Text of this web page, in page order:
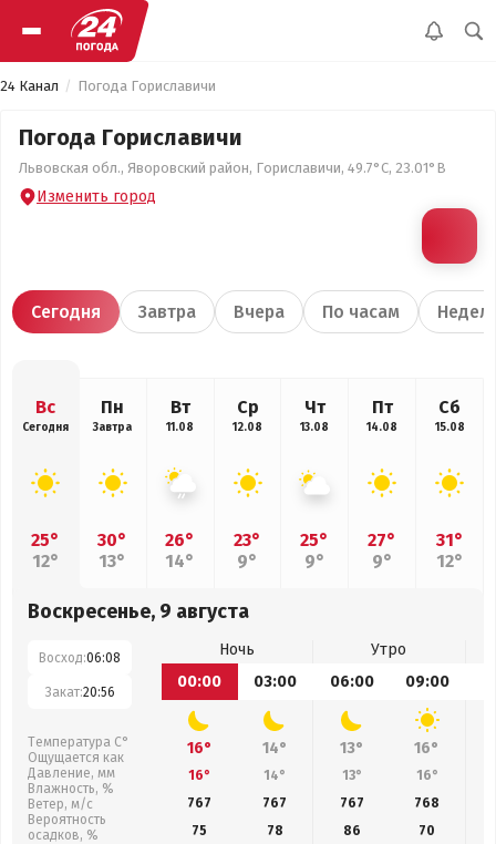
24 Канал Погода Гориславичи
Погода Гориславичи
Львовская обл., Яворовский район, Гориславичи, 49.7°С, 23.01°В
Изменить город
Сегодня Завтра Вчера По часам
Вс
Сегодня
25°
12°
Пн
Завтра
30°
13°
Вт
11.08
26°
14°
Ср
12.08
23°
9°
Чт
13.08
25°
9°
Пт
14.08
27°
9°
Сб
15.08
31°
12°
Воскресенье, 9 августа
Восход:06:08
Закат:20:56
Температура С°
Ощущается как
Давление, мм
Влажность, %
Ветер, м/с
Вероятность
осадков, %
Ночь
Утро
00:00
03:00 06:00 09:00
16° 14° 13° 16°
16° 14° 13° 16°
767
767 767 768
75
78 86 70